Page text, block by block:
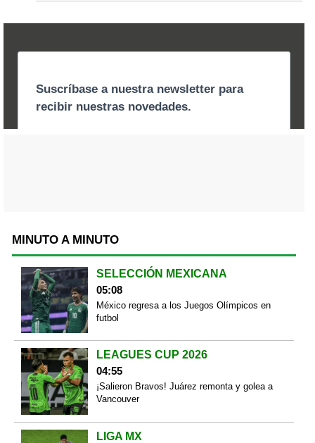
MINUTO A MINUTO
SELECCIÓN MEXICANA
05:08
México regresa a los Juegos Olímpicos en
futbol
LEAGUES CUP 2026
04:55
¡Salieron Bravos! Juárez remonta y golea a
Vancouver
LIGA MX